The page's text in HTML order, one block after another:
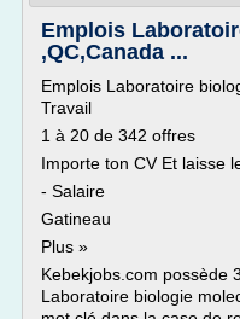
Emplois
,QC,Canada ...
Emplois Laboratoire
Travail
1 à 20 de 342 offres
Importe ton CV Et laisse
- Salaire
Gatineau
Plus »
Kebekjobs.com possède
Laboratoire biologie